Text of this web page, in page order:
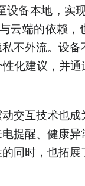
设备本地，实
云端的依赖，
不外流。设
化建议，并
交互技术也成
提醒、健康
同时，也拓展